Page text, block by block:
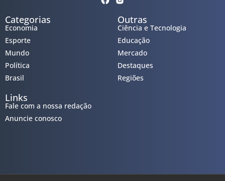
Categorias
Economia
Esporte
Mundo
Política
Brasil
Outras
Ciência e Tecnologia
Educação
Mercado
Destaques
Regiões
Links
Fale com a nossa redação
Anuncie conosco